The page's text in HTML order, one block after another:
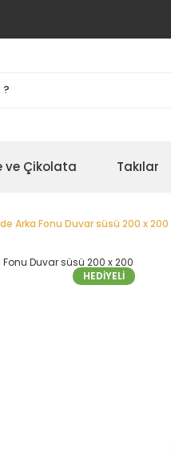
ve Çikolata Takılar
Arka Fonu Duvar süsü 200 x 200
HEDİYELİ